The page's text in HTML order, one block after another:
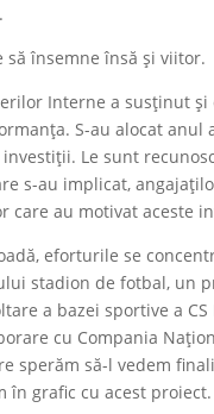
să însemne însă și viitor.
Interne a susținut și
S-au alocat anul
Le sunt
s-au implicat,
care au motivat aceste
eforturile se
stadion de fotbal, un
a bazei sportive a CS
cu Compania
sperăm să-l vedem
în grafic cu acest proiect.